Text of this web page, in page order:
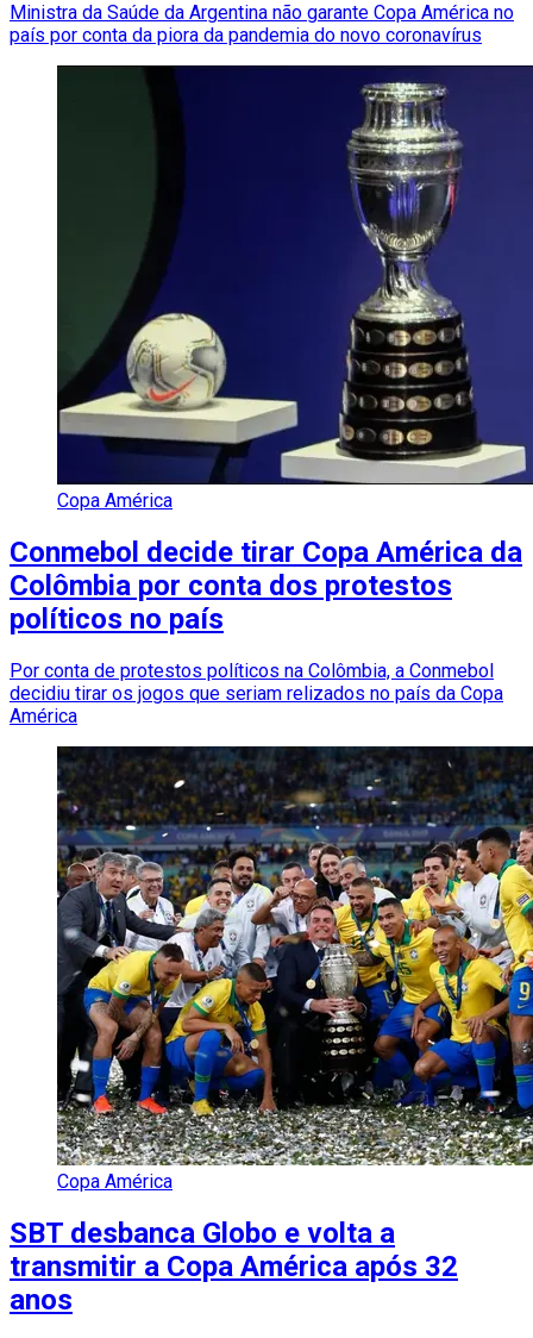
Ministra da Saúde da Argentina não garante Copa América no
país por conta da piora da pandemia do novo coronavírus
Copa América
Conmebol decide tirar Copa América da
Colômbia por conta dos protestos
políticos no país
Por conta de protestos políticos na Colômbia, a Conmebol
decidiu tirar os jogos que seriam relizados no país da Copa
América
Copa América
SBT desbanca Globo e volta a
transmitir a Copa América após 32
anos